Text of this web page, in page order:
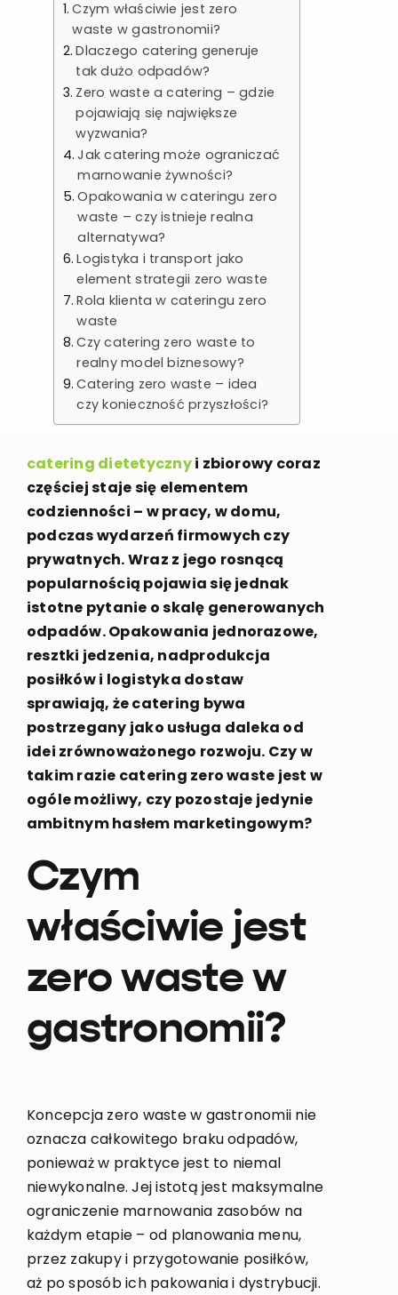
Czym właściwie jest zero
waste w gastronomii?
Dlaczego catering generuje
tak dużo odpadów?
Zero waste a catering – gdzie
pojawiają się największe
wyzwania?
Jak catering może ograniczać
marnowanie żywności?
Opakowania w cateringu zero
waste – czy istnieje realna
alternatywa?
Logistyka i transport jako
element strategii zero waste
Rola klienta w cateringu zero
waste
Czy catering zero waste to
realny model biznesowy?
Catering zero waste – idea
czy konieczność przyszłości?
catering dietetycznyi zbiorowy coraz
częściej staje się elementem
codzienności – w pracy, w domu,
podczas wydarzeń firmowych czy
prywatnych. Wraz z jego rosnącą
popularnością pojawia się jednak
istotne pytanie o skalę generowanych
odpadów. Opakowania jednorazowe,
resztki jedzenia, nadprodukcja
posiłków i logistyka dostaw
sprawiają, że catering bywa
postrzegany jako usługa daleka od
idei zrównoważonego rozwoju. Czy w
takim razie catering zero waste jest w
ogóle możliwy, czy pozostaje jedynie
ambitnym hasłem marketingowym?
Czym
właściwie jest
zero waste w
gastronomii?
Koncepcja zero waste w gastronomii nie
oznacza całkowitego braku odpadów,
ponieważ w praktyce jest to niemal
niewykonalne. Jej istotą jest maksymalne
ograniczenie marnowania zasobów na
każdym etapie – od planowania menu,
przez zakupy i przygotowanie posiłków,
aż po sposób ich pakowania i dystrybucji.